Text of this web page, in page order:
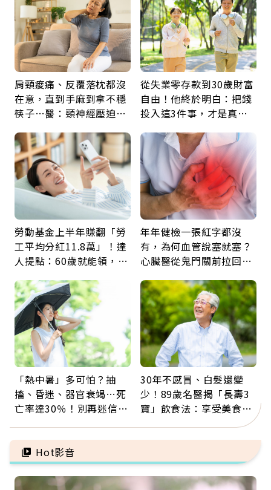
肩頸痠痛、反覆落枕都沒
在意，直到手麻到拿不穩
筷子…醫：頸神經壓迫上
鍵
從失業零存款到30歲財富
自由！他終於明白：把錢
投入這3件事，才是真正
勞動基金上半年賺翻「勞
工平均分紅11.8萬」！達
人提點：60歲就能領，重
年年健檢一張紅字都沒
有，為何血管說塞就塞？
心臟醫從鬼門關前拉回病
字
「熱中暑」多可怕？抽
搐、昏迷、器官衰竭…死
亡率達30％！別再迷信
5招才能真救命
30年不感冒、白髮還變
少！89歲名醫揭「長壽3
寶」飲食法：享受美食不
忌口，偶爾也該吃點肉
Hot影音